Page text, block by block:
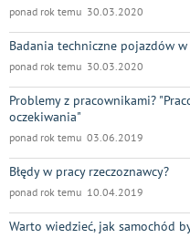
ponad rok temu 30.03.2020
Badania techniczne pojazdów
ponad rok temu 30.03.2020
Problemy z pracownikami?
oczekiwania"
ponad rok temu 03.06.2019
Błędy w pracy rzeczoznawcy?
ponad rok temu 10.04.2019
Warto wiedzieć, jak samochód